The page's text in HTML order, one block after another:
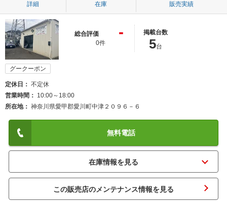
詳細 在庫 販売実績
総合評価 -
0件
掲載台数
5台
グークーポン
定休日
不定休
営業時間
10:00～18:00
所在地
神奈川県愛甲郡愛川町中津２０９６－６
無料電話
この販売店のメンテナンス情報を見る